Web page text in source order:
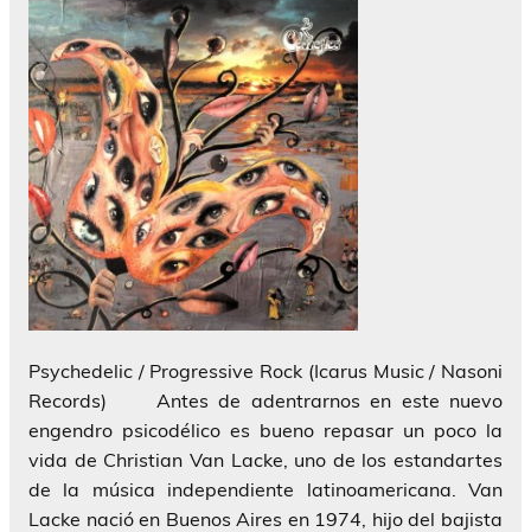
Psychedelic / Progressive Rock (Icarus Music / Nasoni
Records) Antes de adentrarnos en este nuevo
engendro psicodélico es bueno repasar un poco la
vida de Christian Van Lacke, uno de los estandartes
de la música independiente latinoamericana. Van
Lacke nació en Buenos Aires en 1974, hijo del bajista